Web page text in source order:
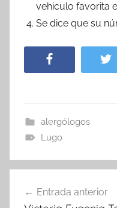
vehiculo favorita
Se dice que su
alergólogos
Lugo
de
Entrada anterior